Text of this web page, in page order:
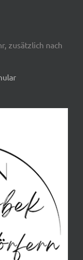
zusätzlich nach